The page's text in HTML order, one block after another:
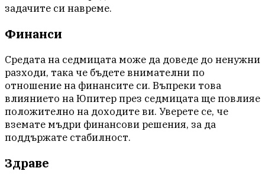
задачите си навреме.
Финанси
Средата на седмицата може да доведе до ненужни
разходи, така че бъдете внимателни по
отношение на финансите си. Въпреки това
влиянието на Юпитер през седмицата ще повлияе
положително на доходите ви. Уверете се, че
вземате мъдри финансови решения, за да
поддържате стабилност.
Здраве